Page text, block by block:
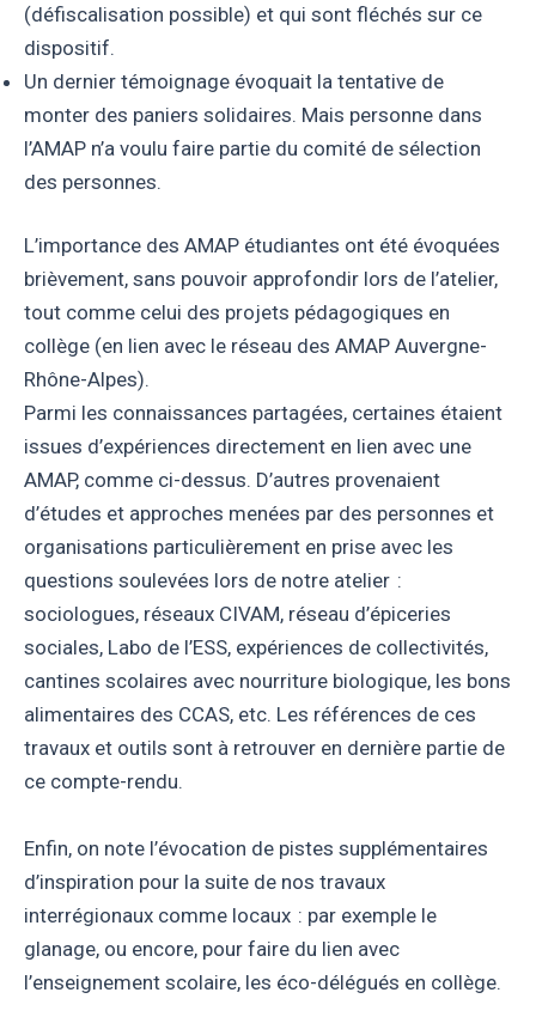
(défiscalisation possible) et qui sont fléchés sur ce
dispositif.
Un dernier témoignage évoquait la tentative de
monter des paniers solidaires. Mais personne dans
l’AMAP n’a voulu faire partie du comité de sélection
des personnes.
L’importance des AMAP étudiantes ont été évoquées
brièvement, sans pouvoir approfondir lors de l’atelier,
tout comme celui des projets pédagogiques en
collège (en lien avec le réseau des AMAP Auvergne-
Rhône-Alpes).
Parmi les connaissances partagées, certaines étaient
issues d’expériences directement en lien avec une
AMAP, comme ci-dessus. D’autres provenaient
d’études et approches menées par des personnes et
organisations particulièrement en prise avec les
questions soulevées lors de notre atelier :
sociologues, réseaux CIVAM, réseau d’épiceries
sociales, Labo de l’ESS, expériences de collectivités,
cantines scolaires avec nourriture biologique, les bons
alimentaires des CCAS, etc. Les références de ces
travaux et outils sont à retrouver en dernière partie de
ce compte-rendu.
Enfin, on note l’évocation de pistes supplémentaires
d’inspiration pour la suite de nos travaux
interrégionaux comme locaux : par exemple le
glanage, ou encore, pour faire du lien avec
l’enseignement scolaire, les éco-délégués en collège.